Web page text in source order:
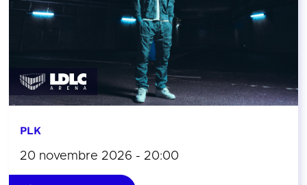
PLK
20 novembre 2026 - 20:00